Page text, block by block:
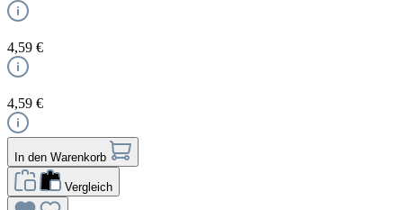
4,59 €
4,59 €
In den Warenkorb
Vergleich